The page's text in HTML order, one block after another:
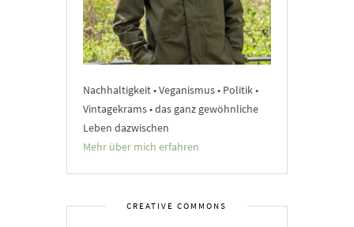
Nachhaltigkeit • Veganismus • Politik •
Vintagekrams • das ganz gewöhnliche
Leben dazwischen
Mehr über mich erfahren
CREATIVE COMMONS